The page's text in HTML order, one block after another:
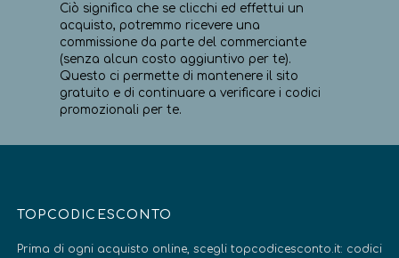
Ciò significa che se clicchi ed effettui un
acquisto, potremmo ricevere una
commissione da parte del commerciante
(senza alcun costo aggiuntivo per te).
Questo ci permette di mantenere il sito
gratuito e di continuare a verificare i codici
promozionali per te.
TOPCODICESCONTO
Prima di ogni acquisto online, scegli topcodicesconto.it: codici